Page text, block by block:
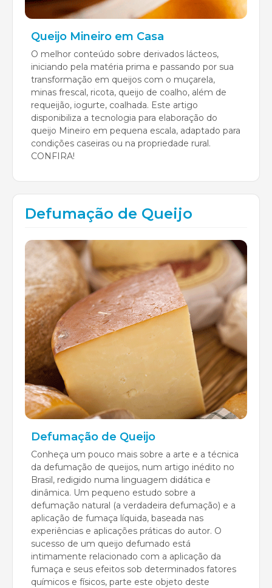
Queijo Mineiro em Casa
O melhor conteúdo sobre derivados lácteos,
iniciando pela matéria prima e passando por sua
transformação em queijos com o muçarela,
minas frescal, ricota, queijo de coalho, além de
requeijão, iogurte, coalhada. Este artigo
disponibiliza a tecnologia para elaboração do
queijo Mineiro em pequena escala, adaptado para
condições caseiras ou na propriedade rural.
CONFIRA!
Defumação de Queijo
Defumação de Queijo
Conheça um pouco mais sobre a arte e a técnica
da defumação de queijos, num artigo inédito no
Brasil, redigido numa linguagem didática e
dinâmica. Um pequeno estudo sobre a
defumação natural (a verdadeira defumação) e a
aplicação de fumaça líquida, baseada nas
experiências e aplicações práticas do autor. O
sucesso de um queijo defumado está
intimamente relacionado com a aplicação da
fumaça e seus efeitos sob determinados fatores
químicos e físicos, parte este objeto deste